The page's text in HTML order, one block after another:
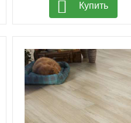
Купить